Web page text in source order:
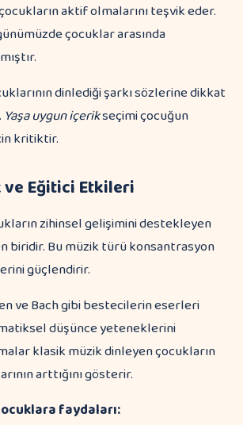
aktif olmalarını teşvik eder.
çocuklar arasında
dinlediği şarkı sözlerine dikkat
Yaşa uygun içerikseçimi çocuğun
kritiktir.
Eğitici Etkileri
zihinsel gelişimini destekleyen
biridir. Bu müzik türü konsantrasyon
güçlendirir.
ve Bach gibi bestecilerin eserleri
düşünce yeteneklerini
klasik müzik dinleyen çocukların
arttığını gösterir.
faydaları: